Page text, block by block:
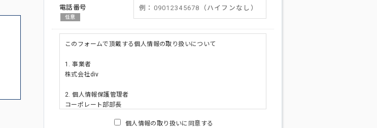
電話番号
任意
このフォームで頂戴する個人情報の取り扱いについて
1. 事業者
株式会社div
2. 個人情報保護管理者
コーポレート部部長
個人情報の取り扱いに同意する